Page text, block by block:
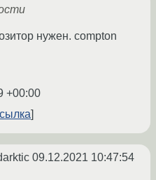
нужен. compton
+00:00
09.12.2021 10:47:54